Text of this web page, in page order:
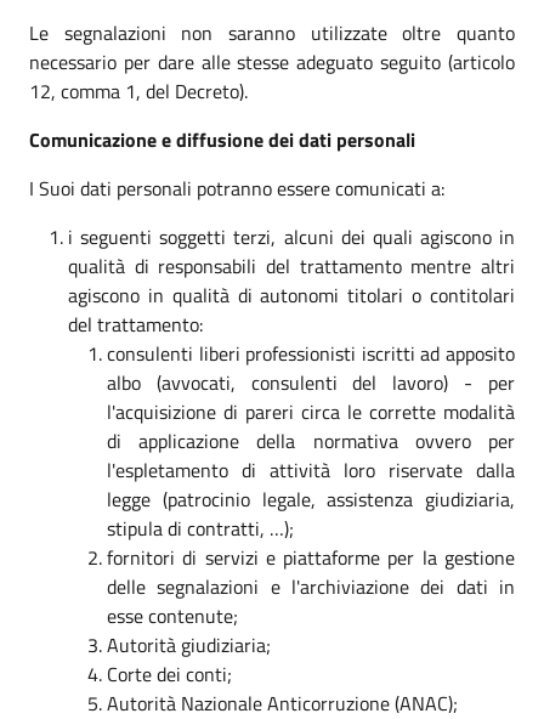
Le segnalazioni non saranno utilizzate oltre quanto
necessario per dare alle stesse adeguato seguito (articolo
12, comma 1, del Decreto).
Comunicazione e diffusione dei dati personali
I Suoi dati personali potranno essere comunicati a:
i seguenti soggetti terzi, alcuni dei quali agiscono in
qualità di responsabili del trattamento mentre altri
agiscono in qualità di autonomi titolari o contitolari
del trattamento:
consulenti liberi professionisti iscritti ad apposito
albo (avvocati, consulenti del lavoro) - per
l'acquisizione di pareri circa le corrette modalità
di applicazione della normativa ovvero per
l'espletamento di attività loro riservate dalla
legge (patrocinio legale, assistenza giudiziaria,
stipula di contratti, …);
fornitori di servizi e piattaforme per la gestione
delle segnalazioni e l'archiviazione dei dati in
esse contenute;
Autorità giudiziaria;
Corte dei conti;
Autorità Nazionale Anticorruzione (ANAC);